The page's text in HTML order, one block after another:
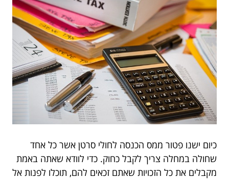
כיום ישנו פטור ממס הכנסה לחולי סרטן אשר כל אחד
שחולה במחלה צריך לקבל כחוק. כדי לוודא שאתה באמת
מקבלים את כל הזכויות שאתם זכאים להם, תוכלו לפנות אל